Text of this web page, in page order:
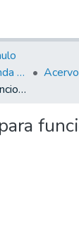
&
Coleções
Tudo na
Biblioteca
Estatísticas
Acervo Histório - Fazenda Lageado
Projeto de casa para funcionários ‘Tipo 30’